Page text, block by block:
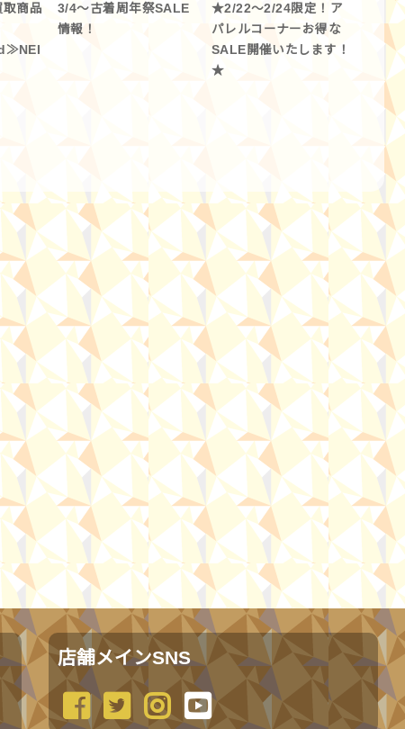
取商品
3/4～古着周年祭SALE
情報！
★2/22～2/24限定！ア
パレルコーナーお得な
SALE開催いたします！
★
店舗メインSNS